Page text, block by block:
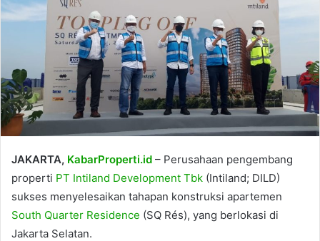
JAKARTA, KabarProperti.id – Perusahaan pengembang
properti PT Intiland Development Tbk (Intiland; DILD)
sukses menyelesaikan tahapan konstruksi apartemen
South Quarter Residence (SQ Rés), yang berlokasi di
Jakarta Selatan.